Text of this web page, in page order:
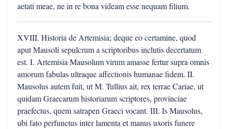
aetati meae, ne in re bona videam esse nequam filium.
XVIII. Historia de Artemisia; deque eo certamine, quod
aput Mausoli sepulcrum a scriptoribus inclutis decertatum
est. I. Artemisia Mausolum virum amasse fertur supra omnis
amorum fabulas ultraque affectionis humanae fidem. II.
Mausolus autem fuit, ut M. Tullius ait, rex terrae Cariae, ut
quidam Graecarum historiarum scriptores, provinciae
praefectus, quem satrapen Graeci vocant. III. Is Mausolus,
ubi fato perfunctus inter lamenta et manus uxoris funere